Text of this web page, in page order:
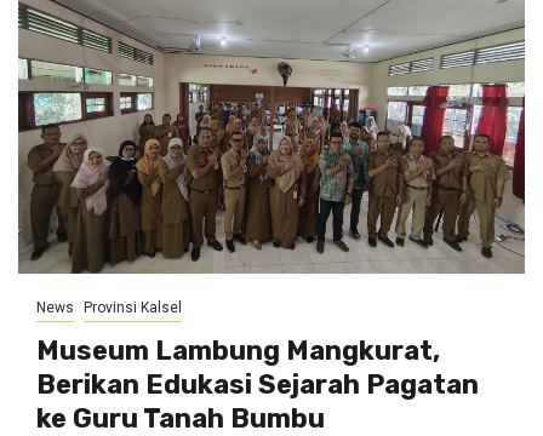
News Provinsi Kalsel
Museum Lambung Mangkurat,
Berikan Edukasi Sejarah Pagatan
ke Guru Tanah Bumbu